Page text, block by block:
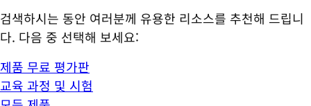
검색하시는 동안 여러분께 유용한 리소스를 추천해 드립니
다. 다음 중 선택해 보세요:
제품 무료 평가판
교육 과정 및 시험